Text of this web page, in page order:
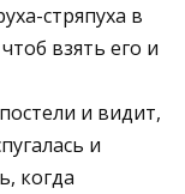
стряпуха в
взять его и
и видит,
и
когда